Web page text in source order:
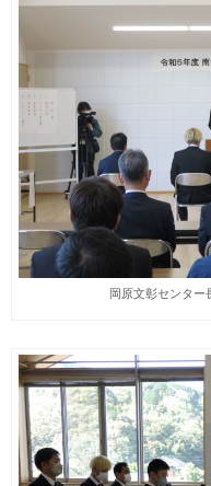
岡原文彰センター